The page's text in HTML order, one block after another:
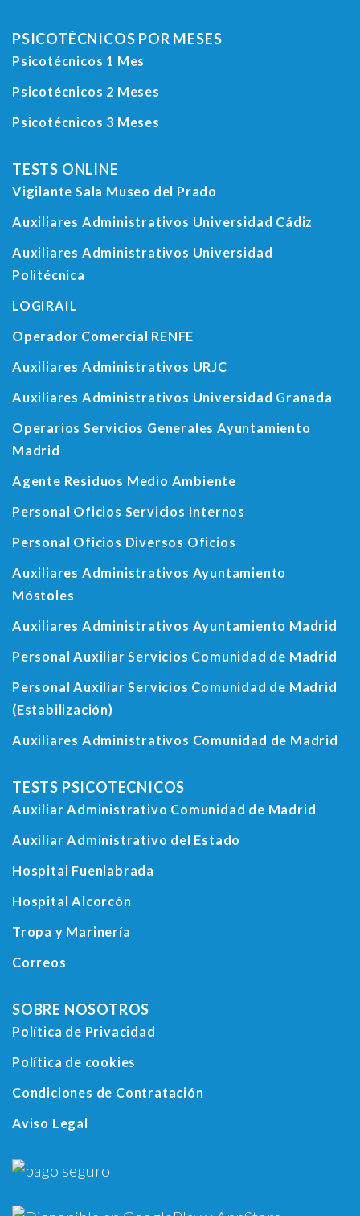
PSICOTÉCNICOS POR MESES
Psicotécnicos 1 Mes
Psicotécnicos 2 Meses
Psicotécnicos 3 Meses
TESTS ONLINE
Vigilante Sala Museo del Prado
Auxiliares Administrativos Universidad Cádiz
Auxiliares Administrativos Universidad
Politécnica
LOGIRAIL
Operador Comercial RENFE
Auxiliares Administrativos URJC
Auxiliares Administrativos Universidad Granada
Operarios Servicios Generales Ayuntamiento
Madrid
Agente Residuos Medio Ambiente
Personal Oficios Servicios Internos
Personal Oficios Diversos Oficios
Auxiliares Administrativos Ayuntamiento
Móstoles
Auxiliares Administrativos Ayuntamiento Madrid
Personal Auxiliar Servicios Comunidad de Madrid
Personal Auxiliar Servicios Comunidad de Madrid
(Estabilización)
Auxiliares Administrativos Comunidad de Madrid
TESTS PSICOTECNICOS
Auxiliar Administrativo Comunidad de Madrid
Auxiliar Administrativo del Estado
Hospital Fuenlabrada
Hospital Alcorcón
Tropa y Marinería
Correos
SOBRE NOSOTROS
Política de Privacidad
Política de cookies
Condiciones de Contratación
Aviso Legal